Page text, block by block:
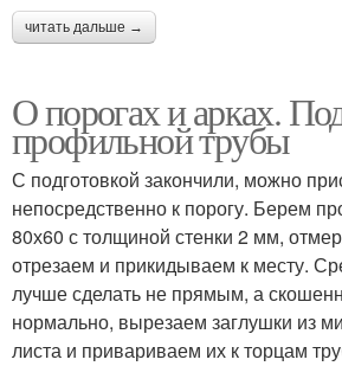
читать дальше →
О порогах и арках.
профильной трубы
С подготовкой закончили, можно
непосредственно к порогу. Берем
80х60 с толщиной стенки 2 мм,
отрезаем и прикидываем к месту.
лучше сделать не прямым, а
нормально, вырезаем заглушки из
листа и привариваем их к торцам